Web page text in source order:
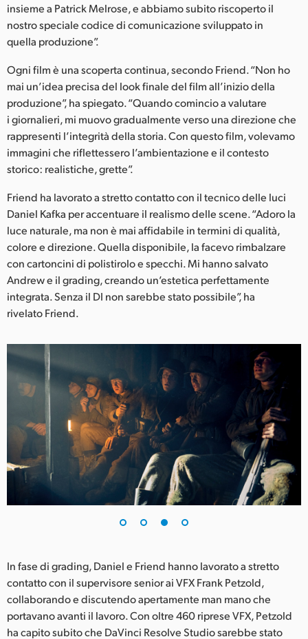
insieme a Patrick Melrose, e abbiamo subito riscoperto il
nostro speciale codice di comunicazione sviluppato in
quella produzione”.
Ogni film è una scoperta continua, secondo Friend. “Non ho
mai un’idea precisa del look finale del film all’inizio della
produzione”, ha spiegato. “Quando comincio a valutare
i giornalieri, mi muovo gradualmente verso una direzione che
rappresenti l’integrità della storia. Con questo film, volevamo
immagini che riflettessero l’ambientazione e il contesto
storico: realistiche, grette”.
Friend ha lavorato a stretto contatto con il tecnico delle luci
Daniel Kafka per accentuare il realismo delle scene. “Adoro la
luce naturale, ma non è mai affidabile in termini di qualità,
colore e direzione. Quella disponibile, la facevo rimbalzare
con cartoncini di polistirolo e specchi. Mi hanno salvato
Andrew e il grading, creando un’estetica perfettamente
integrata. Senza il DI non sarebbe stato possibile”, ha
rivelato Friend.
In fase di grading, Daniel e Friend hanno lavorato a stretto
contatto con il supervisore senior ai VFX Frank Petzold,
collaborando e discutendo apertamente man mano che
portavano avanti il lavoro. Con oltre 460 riprese VFX, Petzold
ha capito subito che DaVinci Resolve Studio sarebbe stato